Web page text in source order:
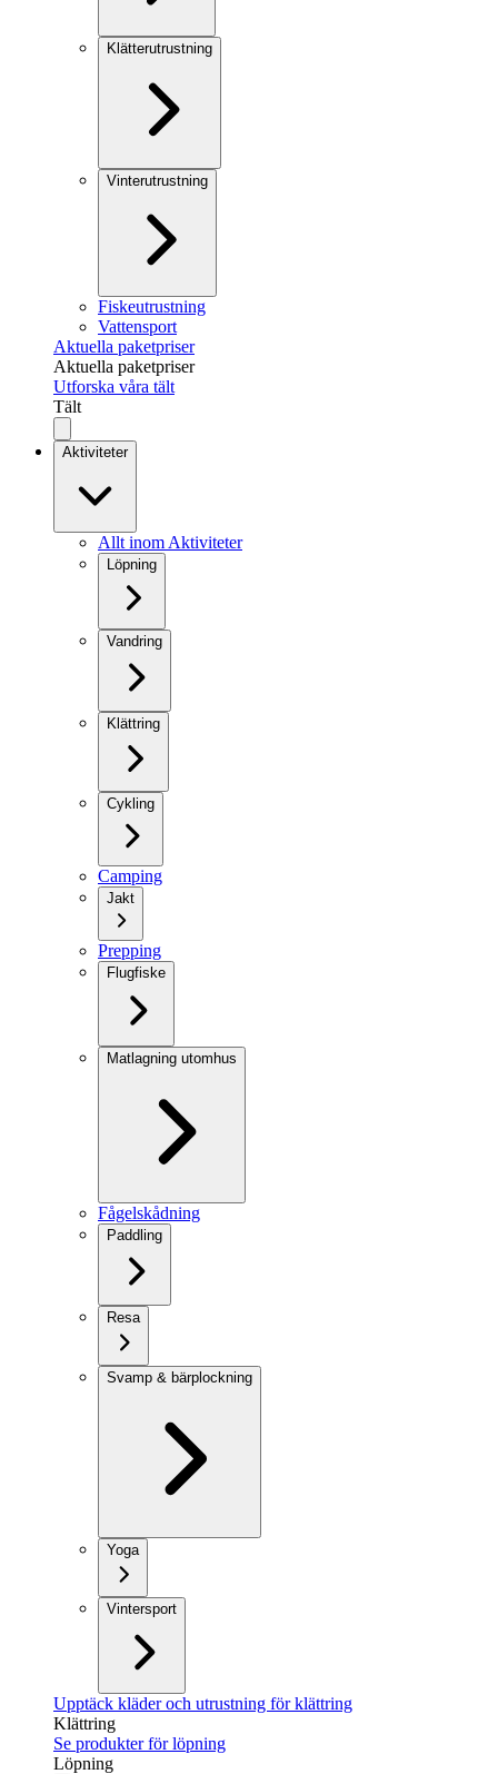
Klätterutrustning
Vinterutrustning
Fiskeutrustning
Vattensport
Aktuella paketpriser
Aktuella paketpriser
Utforska våra tält
Tält
Aktiviteter
Allt inom Aktiviteter
Löpning
Vandring
Klättring
Cykling
Camping
Jakt
Prepping
Flugfiske
Matlagning utomhus
Fågelskådning
Paddling
Resa
Svamp & bärplockning
Yoga
Vintersport
Upptäck kläder och utrustning för klättring
Klättring
Se produkter för löpning
Löpning